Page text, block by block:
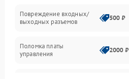
Механические повреждения
Механика
Повреждение входных/
выходных разъемов
500 ₽
Поломка платы
управления
2000 ₽